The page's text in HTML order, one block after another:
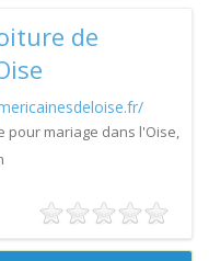
de
pour mariage dans l'Oise,